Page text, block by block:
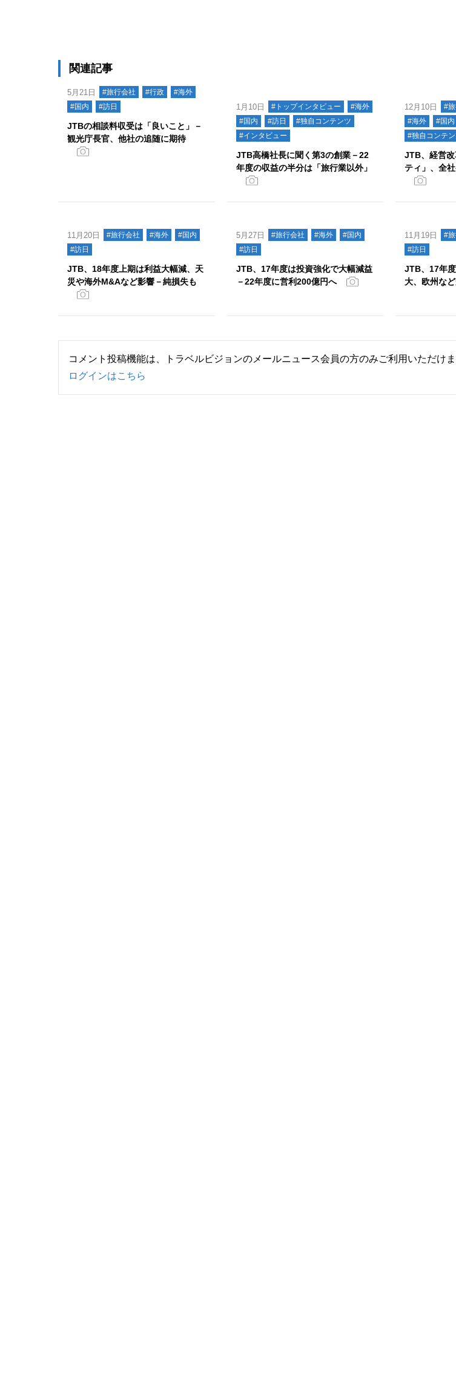
関連記事
5月21日 #旅行会社 #行政
#海外
#国内
#訪日
JTBの相談料収受は「良いこと」－
観光庁長官、他社の追随に期待
1月10日 #トップインタビュー
#海外
#国内
#訪日
#独自コンテンツ
#インタビュー
JTB高橋社長に聞く第3の創業－22
年度の収益の半分は「旅行業以外」
12月10日 #
#海外
#国内
#独自コンテ
JTB、経営
ティ」、全
11月20日 #旅行会社 #海外
#国内
#訪日
JTB、18年度上期は利益大幅減、天
災や海外M&Aなど影響－純損失も
5月27日 #旅行会社 #海外
#国内
#訪日
JTB、17年度は投資強化で大幅減益
－22年度に営利200億円へ
11月19日 #
#訪日
JTB、17年
大、欧州など
コメント投稿機能は、トラベルビジョンのメールニュース会員の方のみご利用いただけま
ログインはこちら